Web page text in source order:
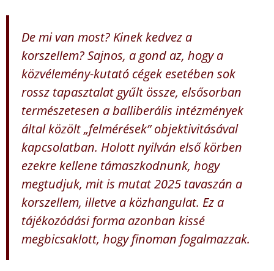
De mi van most? Kinek kedvez a
korszellem? Sajnos, a gond az, hogy a
közvélemény-kutató cégek esetében sok
rossz tapasztalat gyűlt össze, elsősorban
természetesen a balliberális intézmények
által közölt „felmérések” objektivitásával
kapcsolatban. Holott nyilván első körben
ezekre kellene támaszkodnunk, hogy
megtudjuk, mit is mutat 2025 tavaszán a
korszellem, illetve a közhangulat. Ez a
tájékozódási forma azonban kissé
megbicsaklott, hogy finoman fogalmazzak.